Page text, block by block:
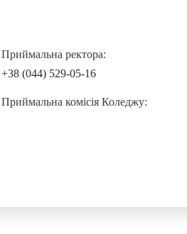
Приймальна ректора:
+38 (044) 529-05-16
Приймальна комісія Коледжу: